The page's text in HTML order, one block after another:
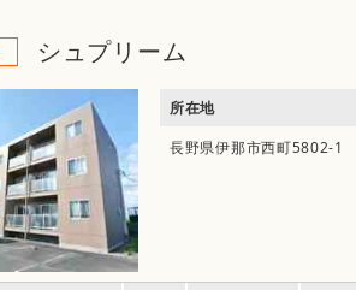
シュプリーム
所在地
長野県伊那市西町5802-1